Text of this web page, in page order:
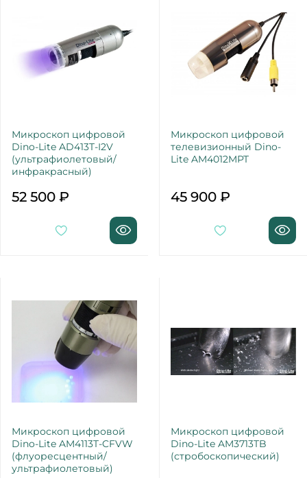
Микроскоп цифровой
Dino-Lite AD413T-I2V
(ультрафиолетовый/
инфракрасный)
52 500 ₽
Микроскоп цифровой
телевизионный Dino-
Lite AM4012MPT
45 900 ₽
Микроскоп цифровой
Dino-Lite AM4113T-CFVW
(флуоресцентный/
ультрафиолетовый)
Микроскоп цифровой
Dino-Lite AM3713TB
(стробоскопический)